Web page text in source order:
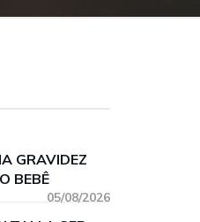
GRAVIDEZ
BEBÊ
05/08/2026